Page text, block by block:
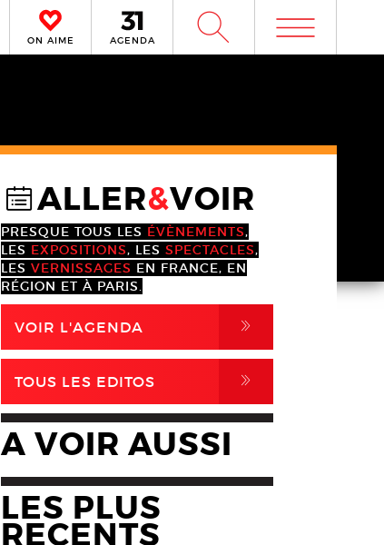
ON AIME AGENDA W m
@ALLER&VOIR
PRESQUE TOUS LES ÉVÈNEMENTS,
LES EXPOSITIONS, LES SPECTACLES,
LES VERNISSAGES EN FRANCE, EN
RÉGION ET À PARIS.
VOIR L'AGENDA ,
TOUS LES EDITOS ,
A VOIR AUSSI
LES PLUS
RECENTS